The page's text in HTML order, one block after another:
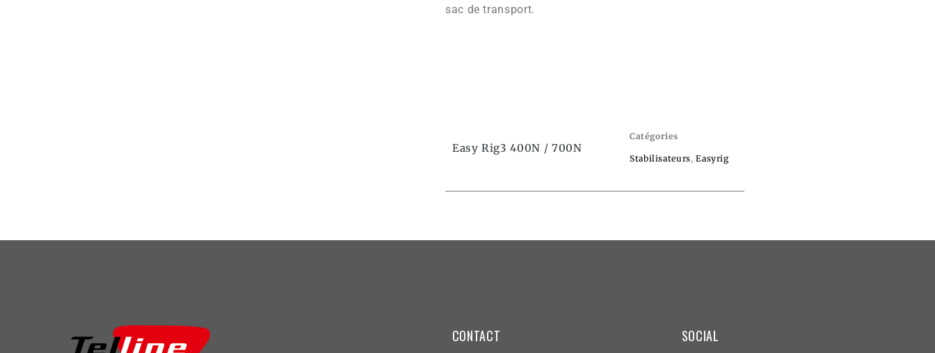
sac de transport.
Easy Rig3 400N / 700N
Catégories
Stabilisateurs,Easyrig
CONTACT SOCIAL